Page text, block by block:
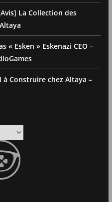
La Collection des
« Esken » Eskenazi CEO –
à Construire chez Altaya –